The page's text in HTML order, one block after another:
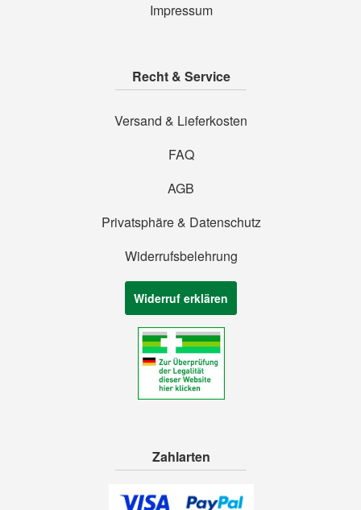
Impressum
Recht & Service
Versand & Lieferkosten
FAQ
AGB
Privatsphäre & Datenschutz
Widerrufsbelehrung
Widerruf erklären
Zahlarten